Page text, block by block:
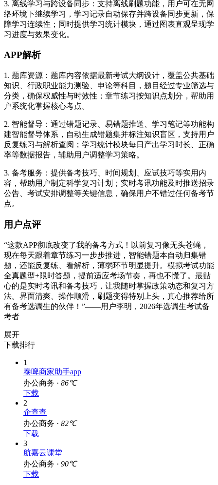
3. 离线学习与跨设备同步：支持离线刷题功能，用户可在无网
络环境下继续学习，学习记录自动保存并跨设备同步更新，保
障学习连续性；同时提供学习统计模块，通过图表直观呈现学
习进度与效果变化。
APP解析
1. 题库资源：题库内容依据最新考试大纲设计，覆盖公共基础
知识、行政职业能力测验、申论等科目，题目经过专业筛选与
分类，确保权威性与时效性；章节练习按知识点划分，帮助用
户系统化掌握核心考点。
2. 智能督导：通过错题记录、易错题推送、学习笔记等功能构
建智能督导体系，自动生成错题集并标注知识盲区，支持用户
反复练习与解析查阅；学习统计模块每日产出学习时长、正确
率等数据报告，辅助用户调整学习策略。
3. 备考服务：提供备考技巧、时间规划、应试技巧等实用内
容，帮助用户制定科学复习计划；实时考讯功能及时推送招录
公告、考试安排调整等关键信息，确保用户不错过任何备考节
点。
用户点评
“这款APP彻底改变了我的备考方式！以前复习像无头苍蝇，
现在每天跟着章节练习一步步推进，智能错题本自动归集错
题，还能反复练、看解析，薄弱环节明显提升。模拟考试功能
全真题型+限时答题，提前适应考场节奏，再也不慌了。最贴
心的是实时考讯和备考技巧，让我随时掌握政策动态和复习方
法。界面清爽、操作顺滑，刷题变得特别上头，真心推荐给所
有备考选调生的伙伴！”——用户李明，2026年选调生考试备
考者
展开
下载排行
1
泰啤商家助手app
办公商务 · 86℃
下载
2
企查查
办公商务 · 82℃
下载
3
航嘉云课堂
办公商务 ·
90℃
下载